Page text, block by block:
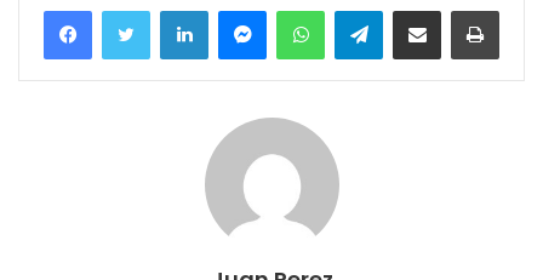
FacebookTwitter LinkedInMessengerWhatsAppTelegramCompartir por correo electrónico